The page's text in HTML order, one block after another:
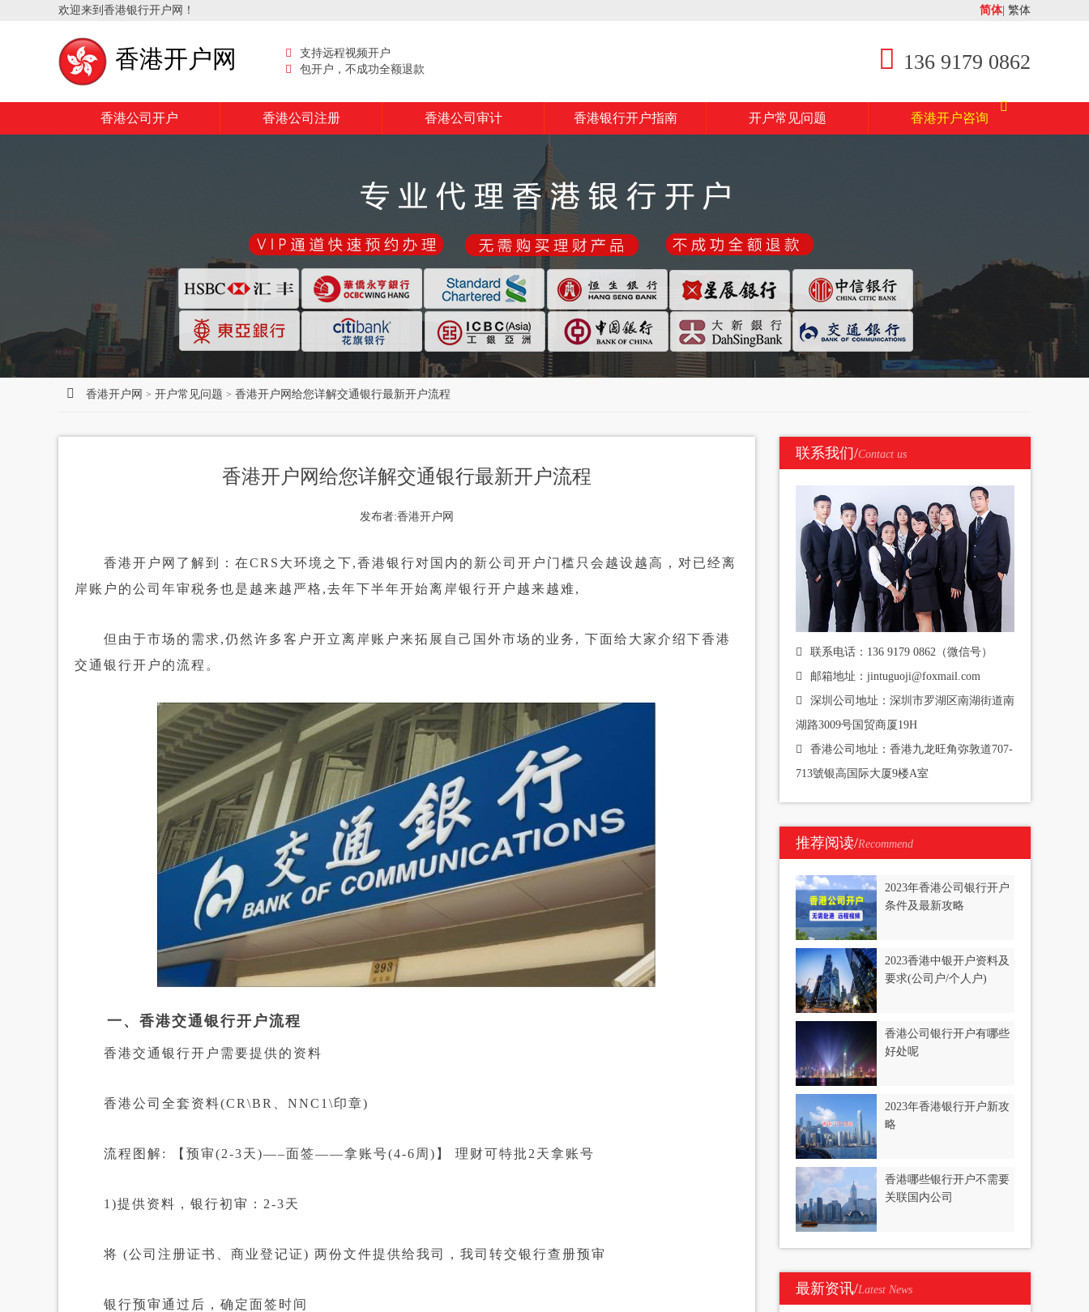
欢迎来到香港银行开户网！ 简体| 繁体
香港开户网
支持远程视频开户
包开户，不成功全额退款
136 9179 0862
香港公司开户 香港公司注册 香港公司审计 香港银行开户指南 开户常见问题 香港开户咨询
香港开户网 > 开户常见问题 > 香港开户网给您详解交通银行最新开户流程
香港开户网给您详解交通银行最新开户流程
发布者:香港开户网
香港开户网了解到：在CRS大环境之下,香港银行对国内的新公司开户门槛只会越设越高，对已经离
岸账户的公司年审税务也是越来越严格,去年下半年开始离岸银行开户越来越难,
但由于市场的需求,仍然许多客户开立离岸账户来拓展自己国外市场的业务, 下面给大家介绍下香港
交通银行开户的流程。
一、香港交通银行开户流程
香港交通银行开户需要提供的资料
香港公司全套资料(CR\BR、NNC1\印章)
流程图解: 【预审(2-3天)—–面签——拿账号(4-6周)】 理财可特批2天拿账号
1)提供资料，银行初审：2-3天
将 (公司注册证书、商业登记证) 两份文件提供给我司，我司转交银行查册预审
银行预审通过后，确定面签时间
联系我们/Contact us
联系电话：136 9179 0862（微信号）
邮箱地址：jintuguoji@foxmail.com
深圳公司地址：深圳市罗湖区南湖街道南
湖路3009号国贸商厦19H
香港公司地址：香港九龙旺角弥敦道707-
713號银高国际大厦9楼A室
推荐阅读/Recommend
2023年香港公司银行开户
条件及最新攻略
2023香港中银开户资料及
要求(公司户/个人户)
香港公司银行开户有哪些
好处呢
2023年香港银行开户新攻
略
香港哪些银行开户不需要
关联国内公司
最新资讯/Latest News